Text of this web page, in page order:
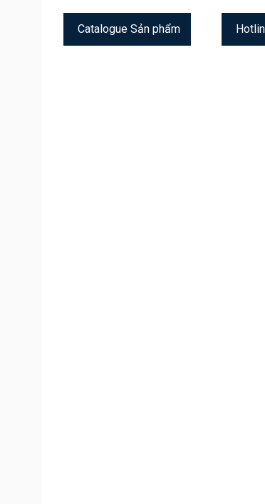
Catalogue Sản phẩm